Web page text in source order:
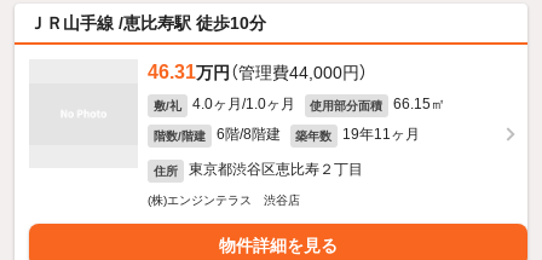
ＪＲ山手線 /恵比寿駅 徒歩10分
46.31万円 （管理費44,000円）
敷/礼 4.0ヶ月/1.0ヶ月 使用部分面積 66.15㎡
階数/階建 6階/8階建 築年数 19年11ヶ月
住所 東京都渋谷区恵比寿２丁目
(株)エンジンテラス 渋谷店
物件詳細を見る